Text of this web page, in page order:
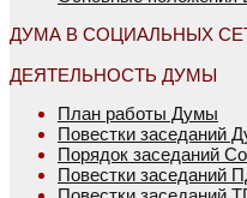
ДУМА В СОЦИАЛЬНЫХ
ДЕЯТЕЛЬНОСТЬ ДУМЫ
План работы Думы
Повестки заседаний
Порядок заседаний
Повестки заседаний